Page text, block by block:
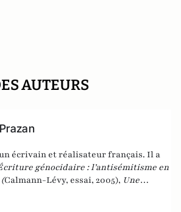
AUTEURS
écrivain et réalisateur français. Il a
génocidaire : l’antisémitisme en
Calmann-Lévy, essai, 2005), Une
sur la dernière idéologie totalitaire